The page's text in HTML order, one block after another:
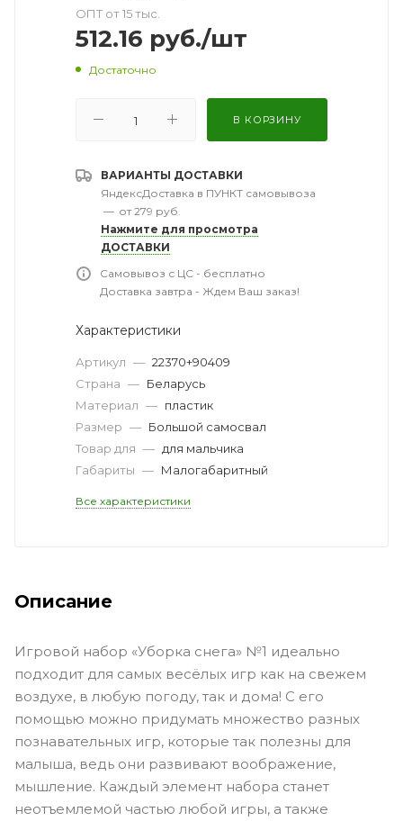
ОПТ от 15 тыс.
512.16 руб./шт
Достаточно
В КОРЗИНУ
ВАРИАНТЫ ДОСТАВКИ
ЯндексДоставка в ПУНКТ самовывоза
— от 279 руб.
Нажмите для просмотра
ДОСТАВКИ
Самовывоз с ЦС - бесплатно
Доставка завтра - Ждем Ваш заказ!
Характеристики
Артикул — 22370+90409
Страна — Беларусь
Материал — пластик
Размер — Большой самосвал
Товар для — для мальчика
Габариты — Малогабаритный
Все характеристики
Описание
Игровой набор «Уборка снега» №1 идеально
подходит для самых весёлых игр как на свежем
воздухе, в любую погоду, так и дома! С его
помощью можно придумать множество разных
познавательных игр, которые так полезны для
малыша, ведь они развивают воображение,
мышление. Каждый элемент набора станет
неотъемлемой частью любой игры, а также